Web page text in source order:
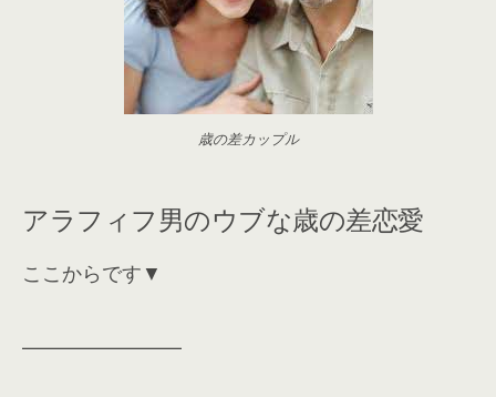
歳の差カップル
アラフィフ男のウブな歳の差恋愛
ここからです▼
————————